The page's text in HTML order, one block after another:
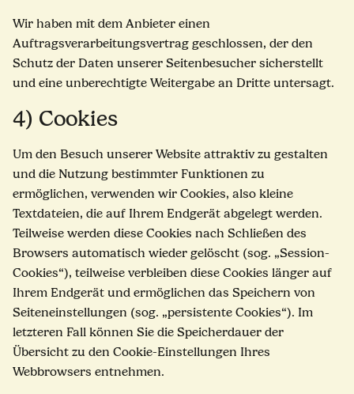
Wir haben mit dem Anbieter einen
Auftragsverarbeitungsvertrag geschlossen, der den
Schutz der Daten unserer Seitenbesucher sicherstellt
und eine unberechtigte Weitergabe an Dritte untersagt.
4) Cookies
Um den Besuch unserer Website attraktiv zu gestalten
und die Nutzung bestimmter Funktionen zu
ermöglichen, verwenden wir Cookies, also kleine
Textdateien, die auf Ihrem Endgerät abgelegt werden.
Teilweise werden diese Cookies nach Schließen des
Browsers automatisch wieder gelöscht (sog. „Session-
Cookies“), teilweise verbleiben diese Cookies länger auf
Ihrem Endgerät und ermöglichen das Speichern von
Seiteneinstellungen (sog. „persistente Cookies“). Im
letzteren Fall können Sie die Speicherdauer der
Übersicht zu den Cookie-Einstellungen Ihres
Webbrowsers entnehmen.